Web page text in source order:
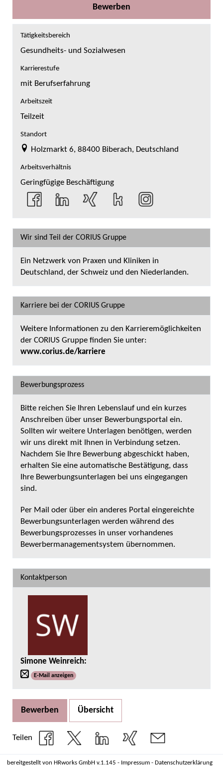
Bewerben
Tätigkeitsbereich
Gesundheits- und Sozialwesen
Karrierestufe
mit Berufserfahrung
Arbeitszeit
Teilzeit
Standort
Holzmarkt 6, 88400 Biberach, Deutschland
Arbeitsverhältnis
Geringfügige Beschäftigung
Wir sind Teil der CORIUS Gruppe
Ein Netzwerk von Praxen und Kliniken in
Deutschland, der Schweiz und den Niederlanden.
Karriere bei der CORIUS Gruppe
Weitere Informationen zu den Karrieremöglichkeiten
der CORIUS Gruppe finden Sie unter:
www.corius.de/karriere
Bewerbungsprozess
Bitte reichen Sie Ihren Lebenslauf und ein kurzes
Anschreiben über unser Bewerbungsportal ein.
Sollten wir weitere Unterlagen benötigen, werden
wir uns direkt mit Ihnen in Verbindung setzen.
Nachdem Sie Ihre Bewerbung abgeschickt haben,
erhalten Sie eine automatische Bestätigung, dass
Ihre Bewerbungsunterlagen bei uns eingegangen
sind.
Per Mail oder über ein anderes Portal eingereichte
Bewerbungsunterlagen werden während des
Bewerbungsprozesses in unser vorhandenes
Bewerbermanagementsystem übernommen.
Kontaktperson
Simone Weinreich:
E-Mail anzeigen
Bewerben Übersicht
Teilen
bereitgestellt von HRworks GmbH v.1.145 - Impressum - Datenschutzerklärung